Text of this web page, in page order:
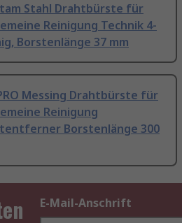
Stahl Drahtbürste für
Reinigung Technik 4-
Borstenlänge 37 mm
Messing Drahtbürste für
Reinigung
Borstenlänge 300
E-Mail-Anschrift